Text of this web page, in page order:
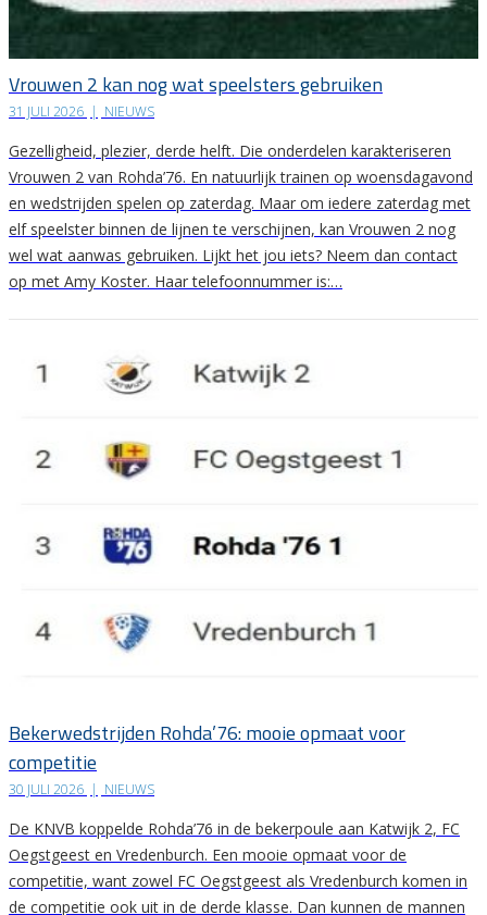
Vrouwen 2 kan nog wat speelsters gebruiken
31 JULI 2026 NIEUWS
Gezelligheid, plezier, derde helft. Die onderdelen karakteriseren
Vrouwen 2 van Rohda’76. En natuurlijk trainen op woensdagavond
en wedstrijden spelen op zaterdag. Maar om iedere zaterdag met
elf speelster binnen de lijnen te verschijnen, kan Vrouwen 2 nog
wel wat aanwas gebruiken. Lijkt het jou iets? Neem dan contact
op met Amy Koster. Haar telefoonnummer is:…
Bekerwedstrijden Rohda’76: mooie opmaat voor
competitie
30 JULI 2026 NIEUWS
De KNVB koppelde Rohda’76 in de bekerpoule aan Katwijk 2, FC
Oegstgeest en Vredenburch. Een mooie opmaat voor de
competitie, want zowel FC Oegstgeest als Vredenburch komen in
de competitie ook uit in de derde klasse. Dan kunnen de mannen